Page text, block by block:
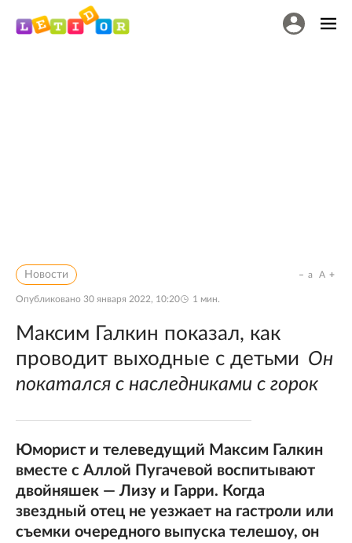
Новости
Опубликовано 30 января 2022, 10:20 1 мин.
a A
Максим Галкин показал, как
проводит выходные с детьми Он
покатался с наследниками с горок
Юморист и телеведущий Максим Галкин
вместе с Аллой Пугачевой воспитывают
двойняшек — Лизу и Гарри. Когда
звездный отец не уезжает на гастроли или
съемки очередного выпуска телешоу, он